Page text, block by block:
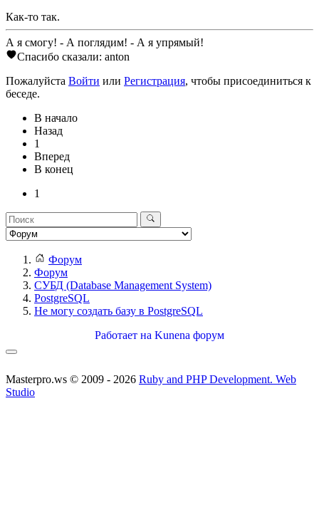
Как-то так.
А я смогу! - А поглядим! - А я упрямый!
Спасибо сказали: anton
Пожалуйста Войти или Регистрация, чтобы присоединиться к
беседе.
В начало
Назад
1
Вперед
В конец
1
Форум
Форум
СУБД (Database Management System)
PostgreSQL
Не могу создать базу в PostgreSQL
Работает на Kunena форум
Masterpro.ws © 2009 - 2026 Ruby and PHP Development. Web
Studio